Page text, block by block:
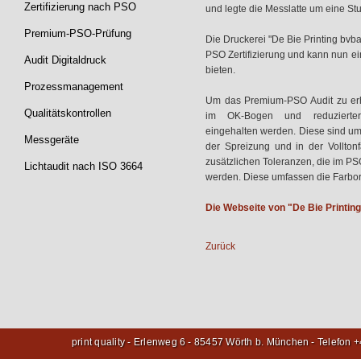
und legte die Messlatte um eine
Die Druckerei "De Bie Printing
PSO Zertifizierung und kann nun
bieten.
Um das Premium-PSO Audit zu
im OK-Bogen und
eingehalten werden. Diese sind
der Spreizung und in der
zusätzlichen Toleranzen, die im
werden. Diese umfassen die
Die Webseite von "De Bie
Zurück
Zertifizierung nach PSO
Premium-PSO-Prüfung
Audit Digitaldruck
Prozessmanagement
Qualitätskontrollen
Messgeräte
Lichtaudit nach ISO 3664
print quality - Erlenweg 6 - 85457 Wörth b. München - Telefon